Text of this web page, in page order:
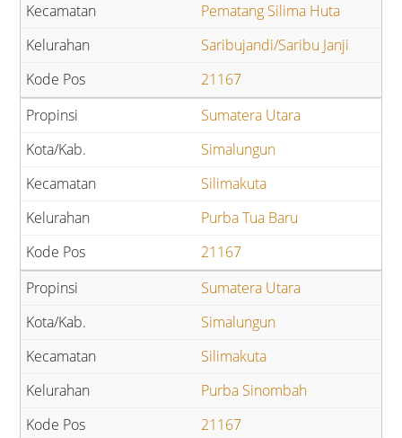
Pematang Silima Huta
Saribujandi/Saribu Janji
21167
Sumatera Utara
Simalungun
Silimakuta
Purba Tua Baru
21167
Sumatera Utara
Simalungun
Silimakuta
Purba Sinombah
21167